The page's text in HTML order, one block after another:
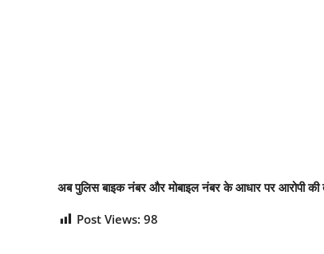
अब पुलिस बाइक नंबर और मोबाइल नंबर के आधार पर आरोपी
Post Views: 98